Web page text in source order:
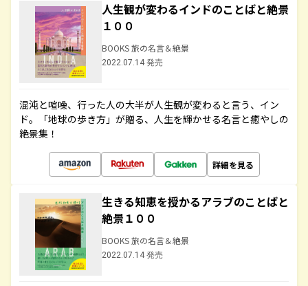
人生観が変わるインドのことばと絶景
１００
BOOKS 旅の名言＆絶景
2022.07.14 発売
混沌と喧噪、行った人の大半が人生観が変わると言う、イン
ド。「地球の歩き方」が贈る、人生を輝かせる名言と癒やしの
絶景集！
詳細を見る
生きる知恵を授かるアラブのことばと
絶景１００
BOOKS 旅の名言＆絶景
2022.07.14 発売